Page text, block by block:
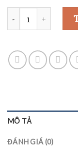
MÔ TẢ
ĐÁNH GIÁ (0)